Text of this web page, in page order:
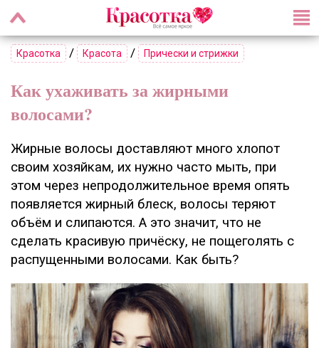
Красотка / Красота / Прически и стрижки
Как ухаживать за жирными
волосами?
Жирные волосы доставляют много хлопот
своим хозяйкам, их нужно часто мыть, при
этом через непродолжительное время опять
появляется жирный блеск, волосы теряют
объём и слипаются. А это значит, что не
сделать красивую причёску, не пощеголять с
распущенными волосами. Как быть?